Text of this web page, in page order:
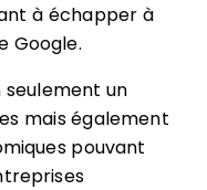
à échapper à
Google.
un
mais également
pouvant